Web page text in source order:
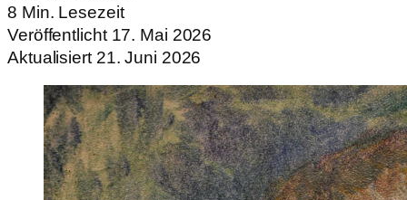
8 Min. Lesezeit
Veröffentlicht 17. Mai 2026
Aktualisiert 21. Juni 2026